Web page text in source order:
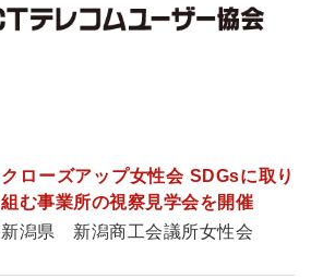
クローズアップ女性会 SDGsに取り
組む事業所の視察見学会を開催
新潟県 新潟商工会議所女性会